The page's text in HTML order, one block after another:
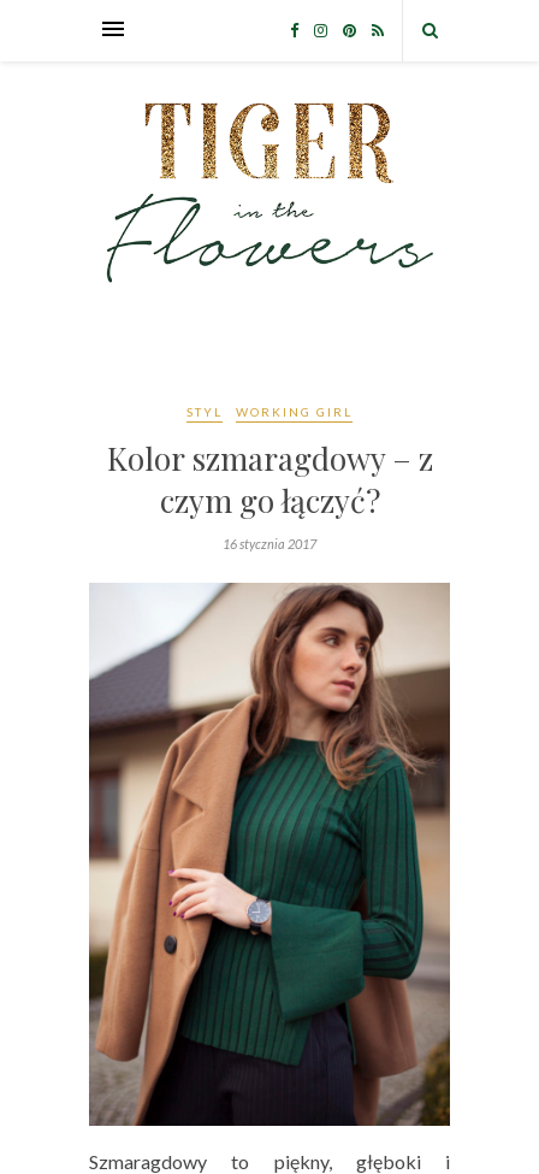
STYL WORKING GIRL
Kolor szmaragdowy – z
czym go łączyć?
16 stycznia 2017
Szmaragdowy to piękny, głęboki i